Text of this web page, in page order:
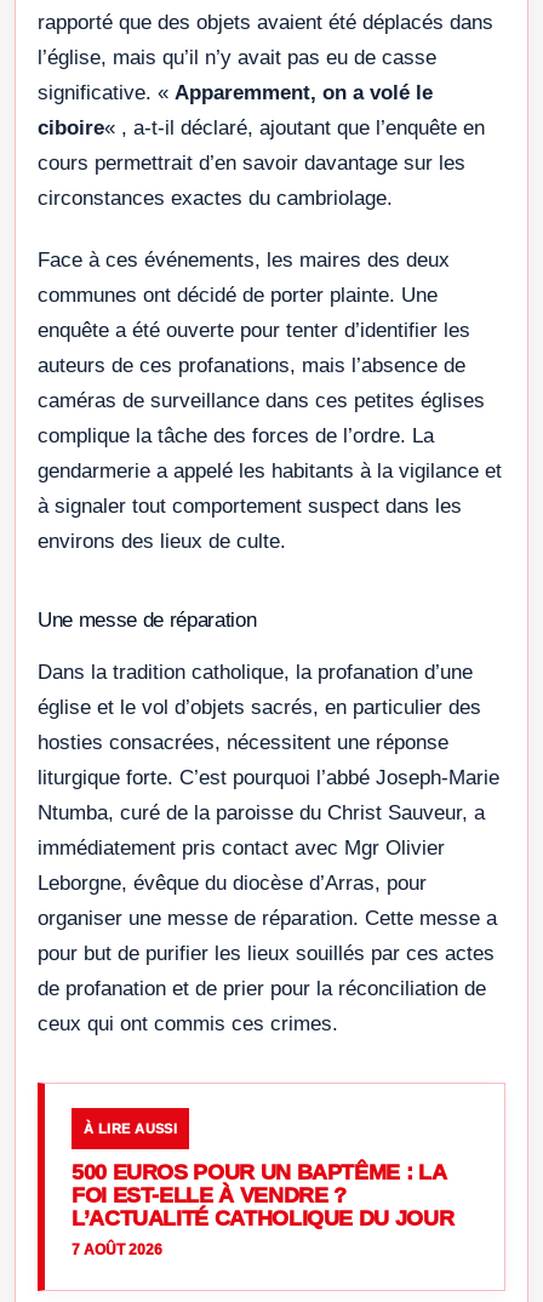
rapporté que des objets avaient été déplacés dans
l’église, mais qu’il n’y avait pas eu de casse
significative. « Apparemment, on a volé le
ciboire« , a-t-il déclaré, ajoutant que l’enquête en
cours permettrait d’en savoir davantage sur les
circonstances exactes du cambriolage.
Face à ces événements, les maires des deux
communes ont décidé de porter plainte. Une
enquête a été ouverte pour tenter d’identifier les
auteurs de ces profanations, mais l’absence de
caméras de surveillance dans ces petites églises
complique la tâche des forces de l’ordre. La
gendarmerie a appelé les habitants à la vigilance et
à signaler tout comportement suspect dans les
environs des lieux de culte.
Une messe de réparation
Dans la tradition catholique, la profanation d’une
église et le vol d’objets sacrés, en particulier des
hosties consacrées, nécessitent une réponse
liturgique forte. C’est pourquoi l’abbé Joseph-Marie
Ntumba, curé de la paroisse du Christ Sauveur, a
immédiatement pris contact avec Mgr Olivier
Leborgne, évêque du diocèse d’Arras, pour
organiser une messe de réparation. Cette messe a
pour but de purifier les lieux souillés par ces actes
de profanation et de prier pour la réconciliation de
ceux qui ont commis ces crimes.
À LIRE AUSSI
500 EUROS POUR UN BAPTÊME : LA
FOI EST-ELLE À VENDRE ?
L’ACTUALITÉ CATHOLIQUE DU JOUR
7 AOÛT 2026